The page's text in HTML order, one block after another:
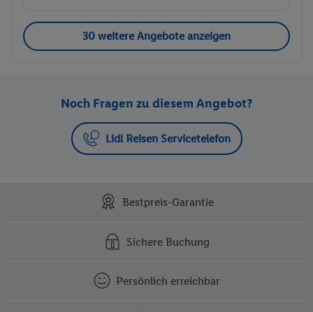
30 weitere Angebote anzeigen
Noch Fragen zu diesem Angebot?
Lidl Reisen Servicetelefon
Bestpreis-Garantie
Sichere Buchung
Persönlich erreichbar